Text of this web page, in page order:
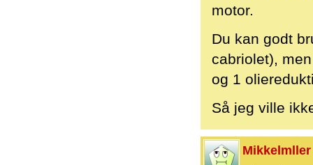
motor.
Du kan godt
cabriolet),
og 1
Så jeg ville
Mikkelmller